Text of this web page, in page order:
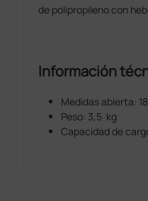
de polipropileno con
Información
Medidas abierta:
Peso: 3,5 kg
Capacidad de